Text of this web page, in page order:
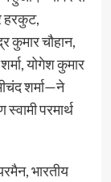
हरकुट,
कुमार चौहान,
योगेश कुमार
शर्मा—ने
परमार्थ
भारतीय